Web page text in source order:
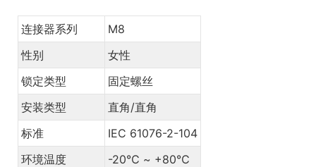
连接器系列
M8
性别
女性
锁定类型
固定螺丝
安装类型
直角/直角
标准
IEC 61076-2-104
环境温度
-20℃ ~ +80℃